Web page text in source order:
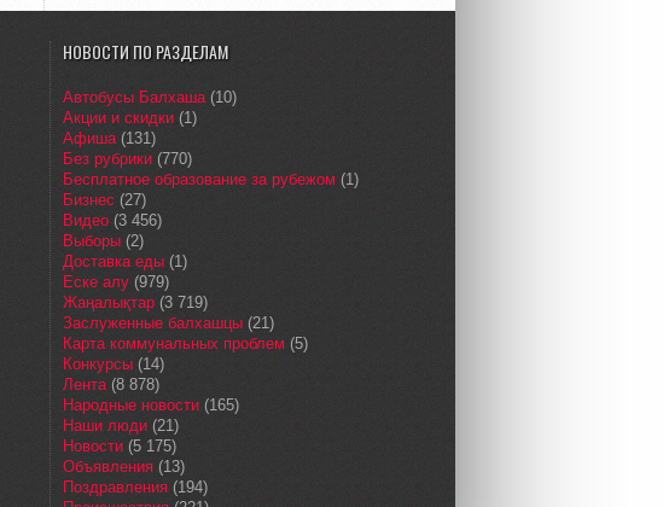
НОВОСТИ ПО РАЗДЕЛАМ
Автобусы Балхаша(10)
Акции и скидки (1)
Афиша(131)
Без рубрики (770)
Бесплатное образование за рубежом (1)
Бизнес (27)
Видео (3 456)
Выборы (2)
Доставка еды (1)
Еске алу (979)
Жаңалықтар (3 719)
Заслуженные балхашцы (21)
Карта коммунальных проблем (5)
Конкурсы (14)
Лента(8 878)
Народные новости (165)
Наши люди (21)
Новости (5 175)
Объявления (13)
Поздравления (194)